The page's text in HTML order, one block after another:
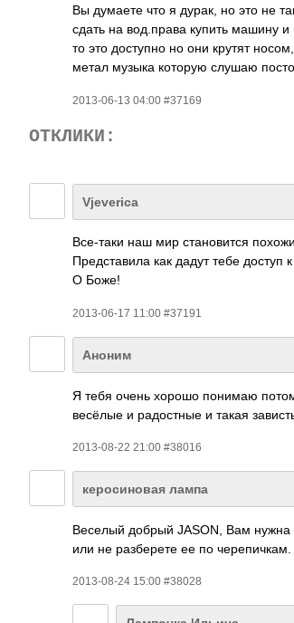
Вы думаете что я дурак, но это не
сдать на вод.права купить машину
то это доступно но они крутят
метал музыка которую слушаю
2013-06-13 04:00 #37169
ОТКЛИКИ:
Vjeverica
Все-таки наш мир становится
Представила как дадут тебе доступ
О Боже!
2013-06-17 11:00 #37191
Аноним
Я тебя очень хорошо понимаю
весёлые и радостные и такая
2013-08-22 21:00 #38016
керосиновая лампа
Веселый добрый JASON, Вам нужна
или не разберете ее по
2013-08-24 15:00 #38028